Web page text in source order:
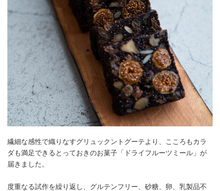
繊細な感性で織りなすグリュックントグーテより、こころもカラ
ダも満足できるとっておきのお菓子「ドライフルーツミール」が
届きました。
度重なる試作を繰り返し、グルテンフリー、砂糖、卵、乳製品不